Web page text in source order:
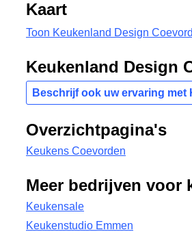
Kaart
Toon Keukenland Design
Keukenland Design
Beschrijf ook uw ervaring
Overzichtpagina's
Keukens Coevorden
Meer bedrijven voor
Keukensale
Keukenstudio Emmen